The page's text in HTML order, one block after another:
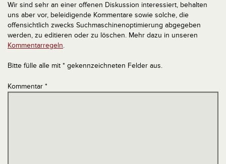
Wir sind sehr an einer offenen Diskussion interessiert, behalten
uns aber vor, beleidigende Kommentare sowie solche, die
offensichtlich zwecks Suchmaschinenoptimierung abgegeben
werden, zu editieren oder zu löschen. Mehr dazu in unseren
Kommentarregeln.
Bitte fülle alle mit * gekennzeichneten Felder aus.
Kommentar *